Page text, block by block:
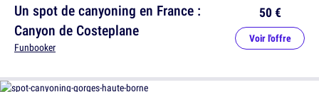
Un spot de canyoning en France :
Canyon de Costeplane
Funbooker
50 €
Voir l'offre